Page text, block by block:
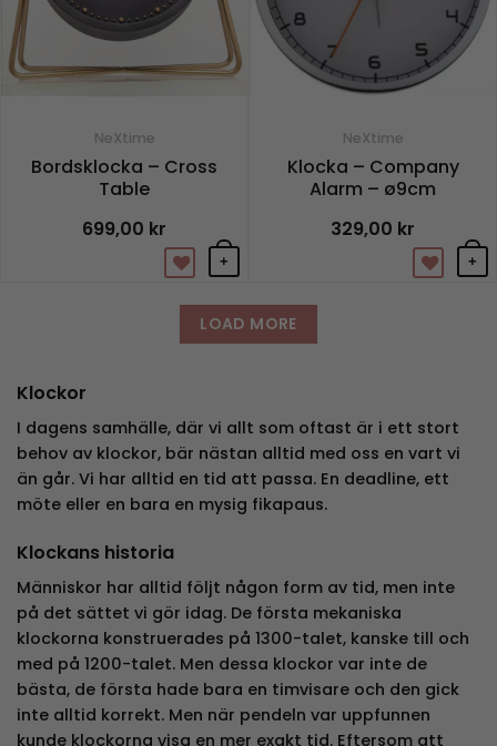
NeXtime
Bordsklocka – Cross
Table
699,00 kr
+
NeXtime
Klocka – Company
Alarm – ø9cm
329,00 kr
+
LOAD MORE
Klockor
I dagens samhälle, där vi allt som oftast är i ett stort
behov av klockor, bär nästan alltid med oss en vart vi
än går. Vi har alltid en tid att passa. En deadline, ett
möte eller en bara en mysig fikapaus.
Klockans historia
Människor har alltid följt någon form av tid, men inte
på det sättet vi gör idag. De första mekaniska
klockorna konstruerades på 1300-talet, kanske till och
med på 1200-talet. Men dessa klockor var inte de
bästa, de första hade bara en timvisare och den gick
inte alltid korrekt. Men när pendeln var uppfunnen
kunde klockorna visa en mer exakt tid. Eftersom att